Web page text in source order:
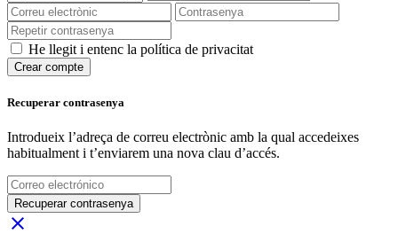
He llegit i entenc la política de privacitat
Crear compte
Recuperar contrasenya
Introdueix l’adreça de correu electrònic amb la qual accedeixes
habitualment i t’enviarem una nova clau d’accés.
Recuperar contrasenya
close